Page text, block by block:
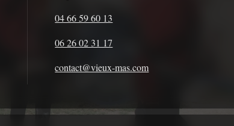
04 66 59 60 13
06 26 02 31 17
contact@vieux-mas.com